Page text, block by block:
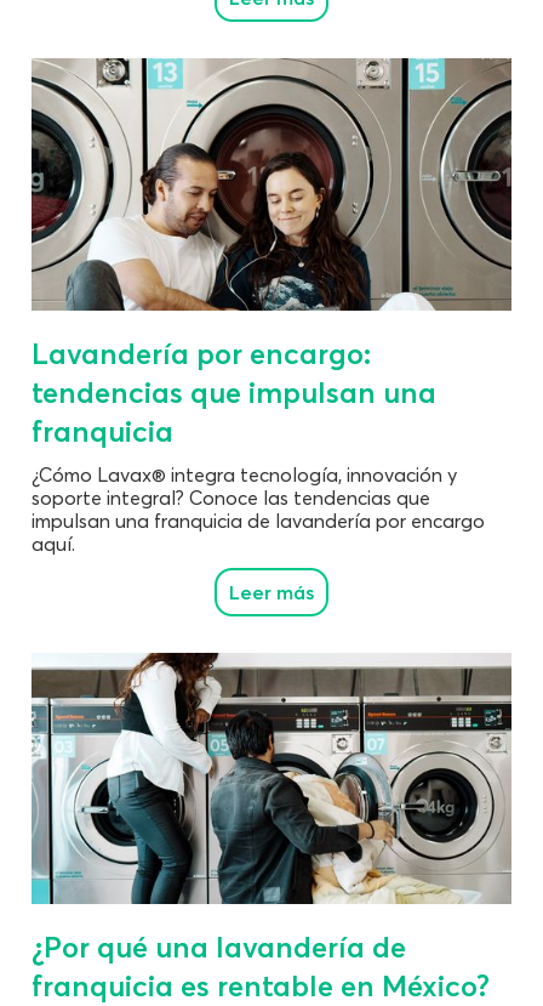
Lavandería por encargo:
tendencias que impulsan una
franquicia
¿Cómo Lavax® integra tecnología, innovación y
soporte integral? Conoce las tendencias que
impulsan una franquicia de lavandería por encargo
aquí.
Leer más
¿Por qué una lavandería de
franquicia es rentable en México?